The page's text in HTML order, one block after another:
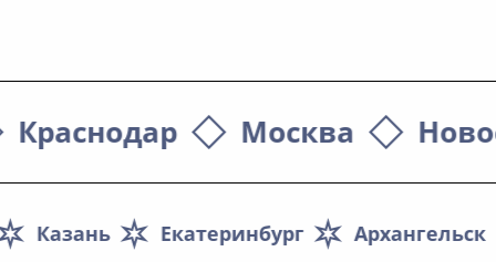
Краснодар Москва
Архангельск
Екатеринбург
Казань